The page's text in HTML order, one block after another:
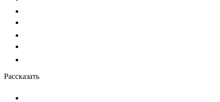
Рассказать